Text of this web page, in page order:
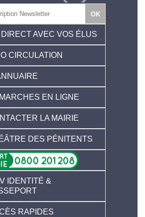
DIRECT AVEC VOS ÉLUS
CIRCULATION
EN LIGNE
LA MAIRIE
DES PÉNITENTS
IDENTITÉ &
RAPIDES